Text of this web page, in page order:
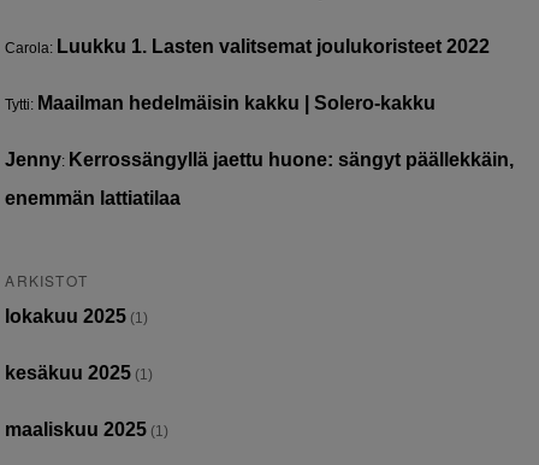
Carola: Luukku 1. Lasten valitsemat joulukoristeet 2022
Tytti: Maailman hedelmäisin kakku | Solero-kakku
Jenny: Kerrossängyllä jaettu huone: sängyt päällekkäin,
enemmän lattiatilaa
ARKISTOT
lokakuu 2025 (1)
kesäkuu 2025 (1)
maaliskuu 2025 (1)